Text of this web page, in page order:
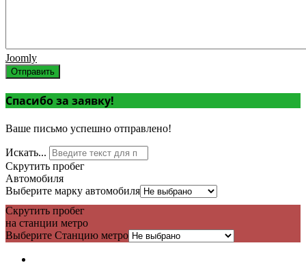
Joomly
Отправить
Спасибо за заявку!
Ваше письмо успешно отправлено!
Искать...
Скрутить пробег
Автомобиля
Выберите марку автомобиля
Скрутить пробег
на станции метро
Выберите Станцию метро